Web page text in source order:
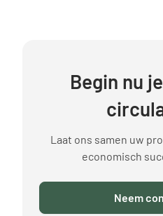
Begin nu
Laat ons samen uw
economisch
Neem